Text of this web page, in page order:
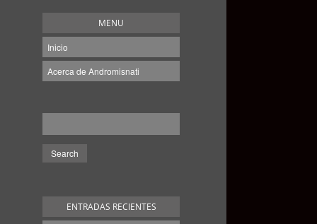
MENU
Inicio
Acerca de Andromisnati
ENTRADAS RECIENTES